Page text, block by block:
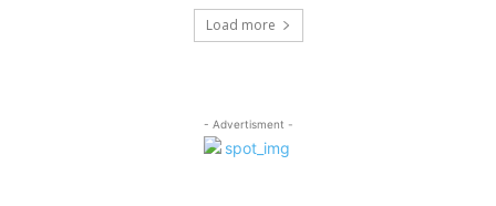
Load more
- Advertisment -